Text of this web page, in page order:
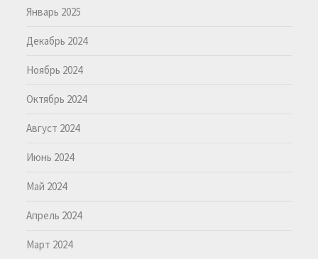
Январь 2025
Декабрь 2024
Ноябрь 2024
Октябрь 2024
Август 2024
Июнь 2024
Май 2024
Апрель 2024
Март 2024